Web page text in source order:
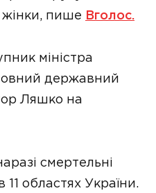
жінки, пише
Вголос.
міністра
державний
Ляшко на
смертельні
11 областях України.